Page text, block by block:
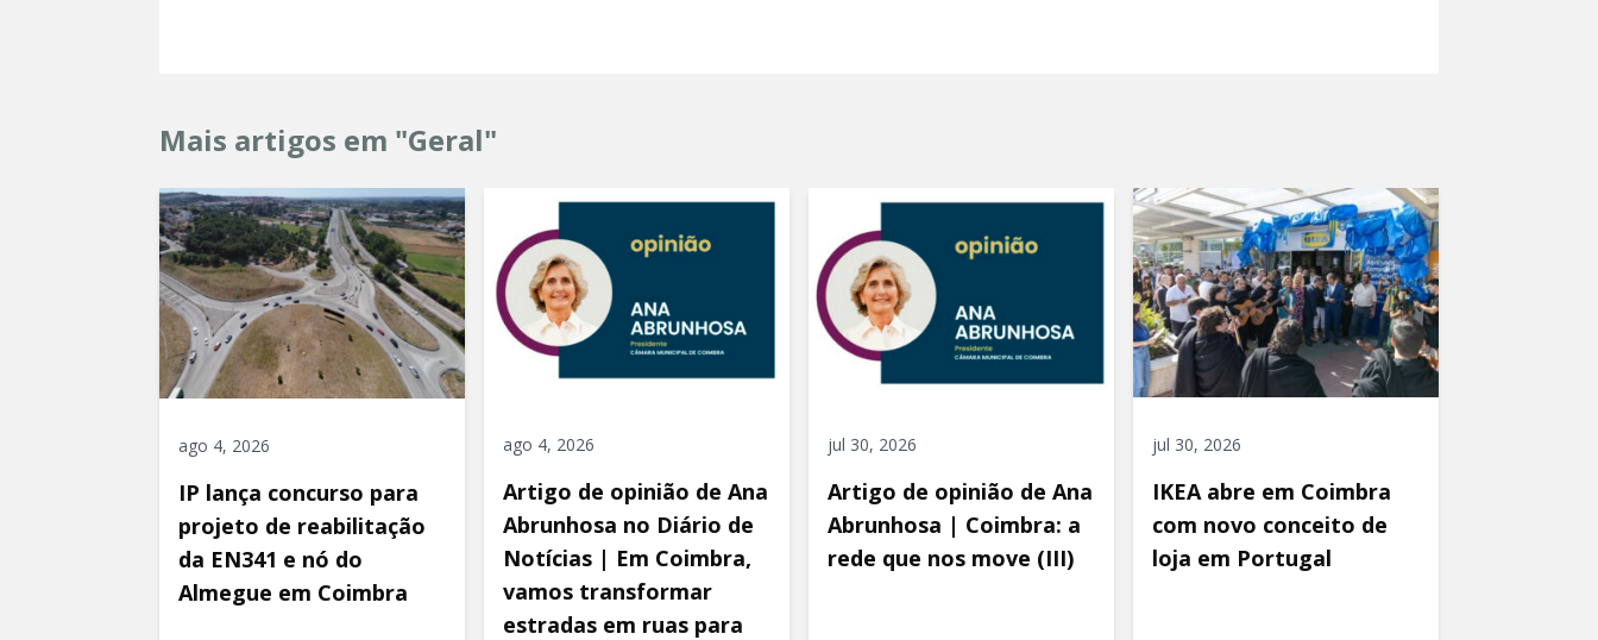
Mais artigos em "Geral"
ago 4, 2026
IP lança concurso para
projeto de reabilitação
da EN341 e nó do
Almegue em Coimbra
ago 4, 2026
Artigo de opinião de Ana
Abrunhosa no Diário de
Notícias | Em Coimbra,
vamos transformar
estradas em ruas para
jul 30, 2026
Artigo de opinião de Ana
Abrunhosa | Coimbra: a
rede que nos move (III)
jul 30, 2026
IKEA abre em Coimbra
com novo conceito de
loja em Portugal